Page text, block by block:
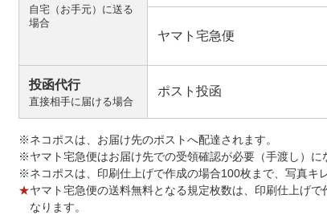
自宅（お手元）に送る
場合
ヤマト宅急便
投函代行
直接相手に届ける場合
ポスト投函
※ネコポスは、お届け先のポストへ配達されます。
※ヤマト宅急便はお届け先での受領確認が必要（手渡し）に
※ネコポスは、印刷仕上げで作成の場合100枚まで、写真キ
★ヤマト宅急便の送料無料となる規定枚数は、印刷仕上げ
なります。